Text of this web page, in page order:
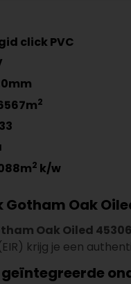
click PVC
2
2 k/w
Gotham Oak
Oak Oiled
krijg je een